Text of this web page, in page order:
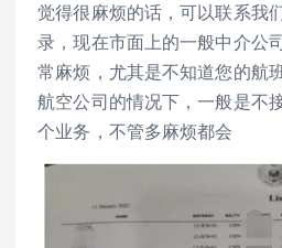
觉得很麻烦的话，可以联系我
录，现在市面上的一般中介公
常麻烦，尤其是不知道您的航
航空公司的情况下，一般是不
个业务，不管多麻烦都会